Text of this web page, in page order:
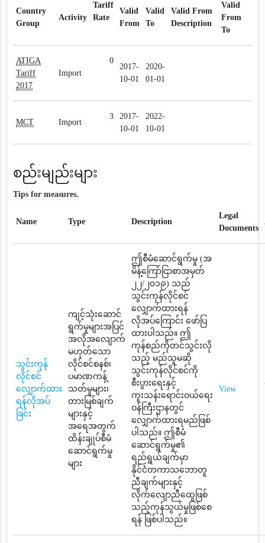
Country
Group
Activity
Tariff
Rate
Valid
From
Valid
To
Valid From
Description
Valid
From
To
ATIGA
Tariff
2017
Import
0
2017-
10-01
2020-
01-01
MCT Import
3
2017-
10-01
2022-
10-01
စည်းမျည်းများ
Tips for measures.
Name Type Description
Legal
Documents
သွင်းကုန်
လိုင်စင်
လျှောက်ထား
ရန်လိုအပ်
ခြင်း
ကျင့်သုံးဆောင်
ရွက်မှုများအပြင်
အလိုအလျောက်
မဟုတ်သော
လိုင်စင်စနစ်၊
ပမာဏကန့်
သတ်မှုများ၊
တားမြစ်ချက်
များနှင့်
အရေအတွက်
ထိန်းချုပ်စီမံ
ဆောင်ရွက်မှု
များ
ဤစီမံဆောင်ရွက်မှု (အ
မိန့်ကြော်ငြာစာအမှတ်
၂၂/၂၀၁၉) သည်
သွင်းကုန်လိုင်စင်
လျှောက်ထားရန်
လိုအပ်ကြောင်း ဖော်ပြ
ထားပါသည်။ ဤ
ကုန်စည်ကိုတင်သွင်းလို
သည့် မည်သူမဆို
သွင်းကုန်လိုင်စင်ကို
စီးပွားရေးနှင့်
ကူးသန်းရောင်းဝယ်ရေး
ဝန်ကြီးဌာနတွင်
လျှောက်ထားရမည်ဖြစ်
ပါသည်။ ဤစီမံ
ဆောင်ရွက်မှု၏
ရည်ရွယ်ချက်မှာ
နိုင်ငံတကာသဘောတူ
ညီချက်များနှင့်
လိုက်လျောညီထွေဖြစ်
သည့်ကုန်သွယ်မှုဖြစ်စေ
ရန် ဖြစ်ပါသည်။
View